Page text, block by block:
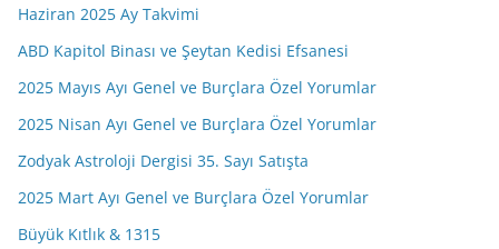
Haziran 2025 Ay Takvimi
ABD Kapitol Binası ve Şeytan Kedisi Efsanesi
2025 Mayıs Ayı Genel ve Burçlara Özel Yorumlar
2025 Nisan Ayı Genel ve Burçlara Özel Yorumlar
Zodyak Astroloji Dergisi 35. Sayı Satışta
2025 Mart Ayı Genel ve Burçlara Özel Yorumlar
Büyük Kıtlık & 1315